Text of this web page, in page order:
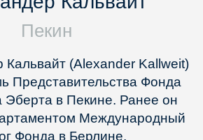
Пекин
Кальвайт (Alexander Kallweit)
Представительства Фонда
в Пекине. Ранее он
Международный
Фонда в Берлине.